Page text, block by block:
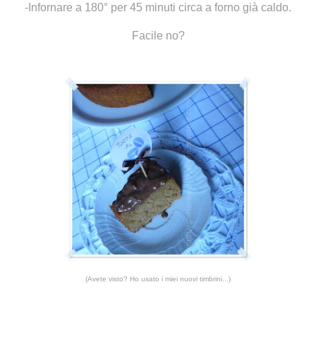
-Infornare a 180° per 45 minuti circa a forno già caldo.
Facile no?
(Avete visto? Ho usato i miei nuovi timbrini...)